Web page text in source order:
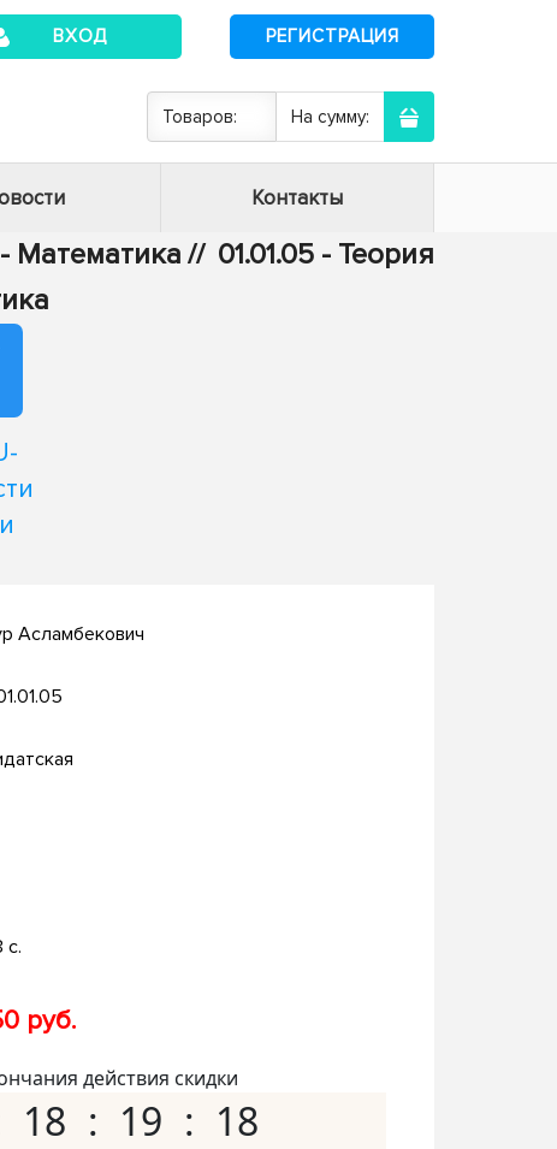
ВХОД РЕГИСТРАЦИЯ
Товаров: На сумму:
Контакты
- Математика // 01.01.05 - Теория
Асламбекович
с.
руб.
действия скидки
18 19 17